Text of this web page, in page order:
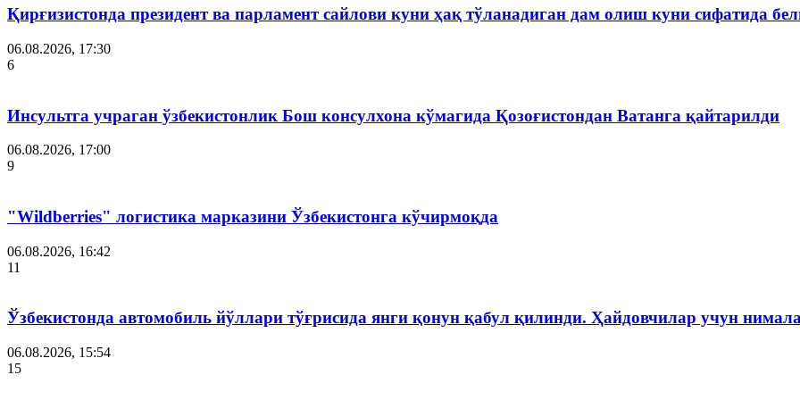
Қирғизистонда президент ва парламент сайлови куни ҳақ тўланадиган дам олиш куни сифатида
06.08.2026, 17:30
6
Инсультга учраган ўзбекистонлик Бош консулхона кўмагида Қозоғистондан Ватанга қайтарилди
06.08.2026, 17:00
9
"Wildberries" логистика марказини Ўзбекистонга кўчирмоқда
06.08.2026, 16:42
11
Ўзбекистонда автомобиль йўллари тўғрисида янги қонун қабул қилинди. Ҳайдовчилар учун
06.08.2026, 15:54
15